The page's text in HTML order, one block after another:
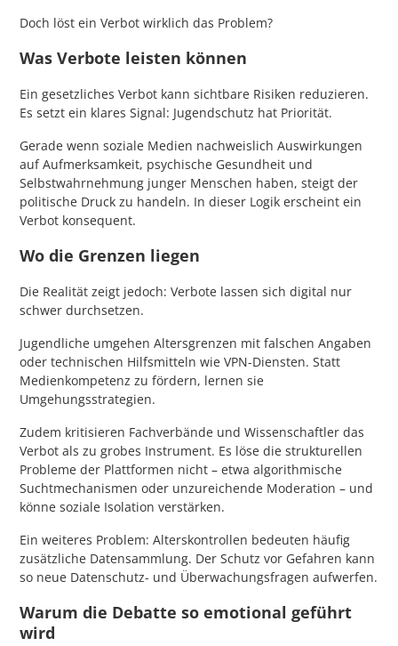
Doch löst ein Verbot wirklich das Problem?
Was Verbote leisten können
Ein gesetzliches Verbot kann sichtbare Risiken reduzieren.
Es setzt ein klares Signal: Jugendschutz hat Priorität.
Gerade wenn soziale Medien nachweislich Auswirkungen
auf Aufmerksamkeit, psychische Gesundheit und
Selbstwahrnehmung junger Menschen haben, steigt der
politische Druck zu handeln. In dieser Logik erscheint ein
Verbot konsequent.
Wo die Grenzen liegen
Die Realität zeigt jedoch: Verbote lassen sich digital nur
schwer durchsetzen.
Jugendliche umgehen Altersgrenzen mit falschen Angaben
oder technischen Hilfsmitteln wie VPN-Diensten. Statt
Medienkompetenz zu fördern, lernen sie
Umgehungsstrategien.
Zudem kritisieren Fachverbände und Wissenschaftler das
Verbot als zu grobes Instrument. Es löse die strukturellen
Probleme der Plattformen nicht – etwa algorithmische
Suchtmechanismen oder unzureichende Moderation – und
könne soziale Isolation verstärken.
Ein weiteres Problem: Alterskontrollen bedeuten häufig
zusätzliche Datensammlung. Der Schutz vor Gefahren kann
so neue Datenschutz- und Überwachungsfragen aufwerfen.
Warum die Debatte so emotional geführt
wird